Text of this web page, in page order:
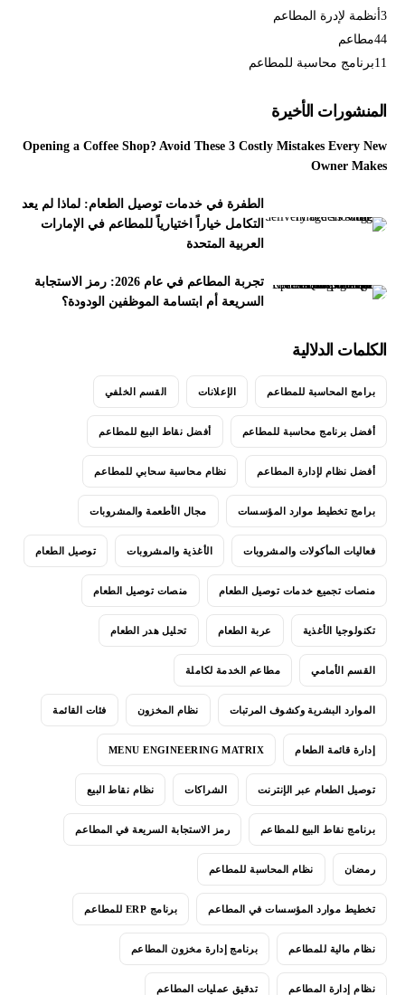
أنظمة لإدرة المطاعم 3
مطاعم44
برنامج محاسبة للمطاعم11
المنشورات الأخيرة
Opening a Coffee Shop? Avoid These 3 Costly Mistakes Every New
Owner Makes
الطفرة في خدمات توصيل الطعام: لماذا لم يعد
التكامل خياراً اختيارياً للمطاعم في الإمارات
العربية المتحدة
تجربة المطاعم في عام 2026: رمز الاستجابة
السريعة أم ابتسامة الموظفين الودودة؟
الكلمات الدلالية
برامج المحاسبة للمطاعم الإعلانات القسم الخلفي
أفضل برنامج محاسبة للمطاعم أفضل نقاط البيع للمطاعم
أفضل نظام لإدارة المطاعم نظام محاسبة سحابي للمطاعم
برامج تخطيط موارد المؤسسات مجال الأطعمة والمشروبات
فعاليات المأكولات والمشروبات الأغذية والمشروبات توصيل الطعام
منصات تجميع خدمات توصيل الطعام منصات توصيل الطعام
تكنولوجيا الأغذية عربة الطعام تحليل هدر الطعام
القسم الأمامي مطاعم الخدمة لكاملة
الموارد البشرية وكشوف المرتبات نظام المخزون فئات القائمة
إدارة قائمة الطعام MENU ENGINEERING MATRIX
توصيل الطعام عبر الإنترنت الشراكات نظام نقاط البيع
برنامج نقاط البيع للمطاعم رمز الاستجابة السريعة في المطاعم
رمضان نظام المحاسبة للمطاعم
تخطيط موارد المؤسسات في المطاعم برنامج ERP للمطاعم
نظام مالية للمطاعم برنامج إدارة مخزون المطاعم
نظام إدارة المطاعم تدقيق عمليات المطاعم